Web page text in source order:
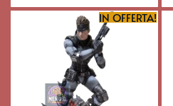
IN OFFERTA!